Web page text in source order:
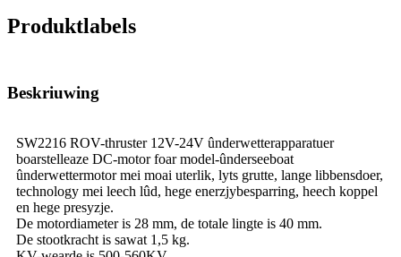
Produktlabels
Beskriuwing
SW2216 ROV-thruster 12V-24V ûnderwetterapparatuer
boarstelleaze DC-motor foar model-ûnderseeboat
ûnderwettermotor mei moai uterlik, lyts grutte, lange libbensdoer,
technology mei leech lûd, hege enerzjybesparring, heech koppel
en hege presyzje.
De motordiameter is 28 mm, de totale lingte is 40 mm.
De stootkracht is sawat 1,5 kg.